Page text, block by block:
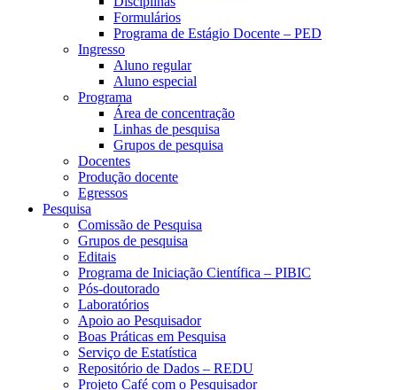
Formulários
Programa de Estágio Docente – PED
Ingresso
Aluno regular
Aluno especial
Programa
Área de concentração
Linhas de pesquisa
Grupos de pesquisa
Docentes
Produção docente
Egressos
Pesquisa
Comissão de Pesquisa
Grupos de pesquisa
Editais
Programa de Iniciação Científica – PIBIC
Pós-doutorado
Laboratórios
Apoio ao Pesquisador
Boas Práticas em Pesquisa
Serviço de Estatística
Repositório de Dados – REDU
Projeto Café com o Pesquisador